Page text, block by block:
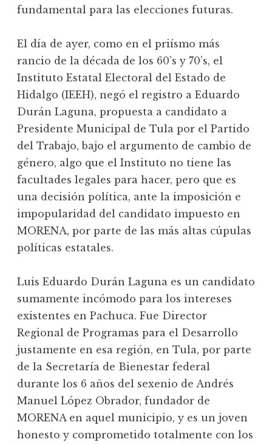
fundamental para las elecciones futuras.
El día de ayer, como en el priísmo más
rancio de la década de los 60’s y 70’s, el
Instituto Estatal Electoral del Estado de
Hidalgo (IEEH), negó el registro a Eduardo
Durán Laguna, propuesta a candidato a
Presidente Municipal de Tula por el Partido
del Trabajo, bajo el argumento de cambio de
género, algo que el Instituto no tiene las
facultades legales para hacer, pero que es
una decisión política, ante la imposición e
impopularidad del candidato impuesto en
MORENA, por parte de las más altas cúpulas
políticas estatales.
Luis Eduardo Durán Laguna es un candidato
sumamente incómodo para los intereses
existentes en Pachuca. Fue Director
Regional de Programas para el Desarrollo
justamente en esa región, en Tula, por parte
de la Secretaría de Bienestar federal
durante los 6 años del sexenio de Andrés
Manuel López Obrador, fundador de
MORENA en aquel municipio, y es un joven
honesto y comprometido totalmente con los